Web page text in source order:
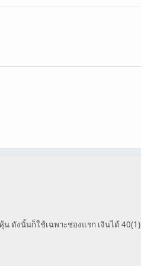
ดังนั้นก็ใช้เฉพาะช่องแรก เงินได้ 40(1)